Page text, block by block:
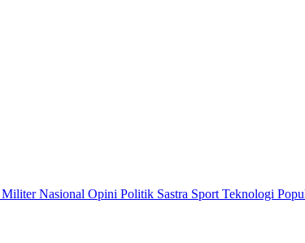
MiliterNasional Opini Politik Sastra Sport Teknologi